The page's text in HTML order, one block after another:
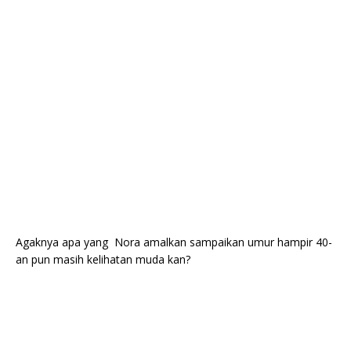
Agaknya apa yang Nora amalkan sampaikan umur hampir 40-
an pun masih kelihatan muda kan?